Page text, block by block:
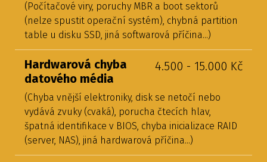
(Počítačové viry, poruchy MBR a boot sektorů
(nelze spustit operační systém), chybná partition
table u disku SSD, jiná softwarová příčina...)
Hardwarová chyba
datového média
4.500 - 15.000 Kč
(Chyba vnější elektroniky, disk se netočí nebo
vydává zvuky (cvaká), porucha čtecích hlav,
špatná identifikace v BIOS, chyba inicializace RAID
(server, NAS), jiná hardwarová příčina...)